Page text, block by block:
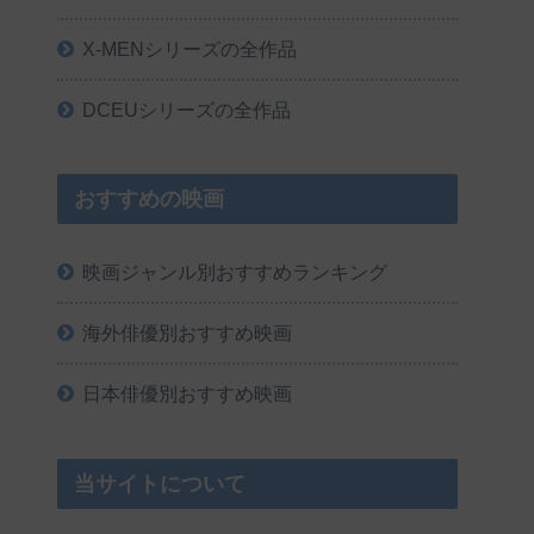
X-MENシリーズの全作品
DCEUシリーズの全作品
おすすめの映画
映画ジャンル別おすすめランキング
海外俳優別おすすめ映画
日本俳優別おすすめ映画
当サイトについて